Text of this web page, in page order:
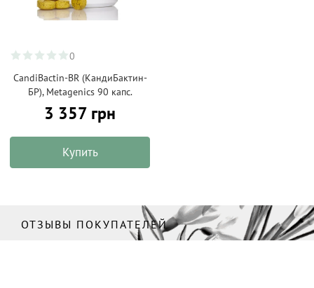
0
CandiBactin-BR (КандиБактин-
БР), Metagenics 90 капс.
3 357 грн
Купить
ОТЗЫВЫ ПОКУПАТЕЛЕЙ